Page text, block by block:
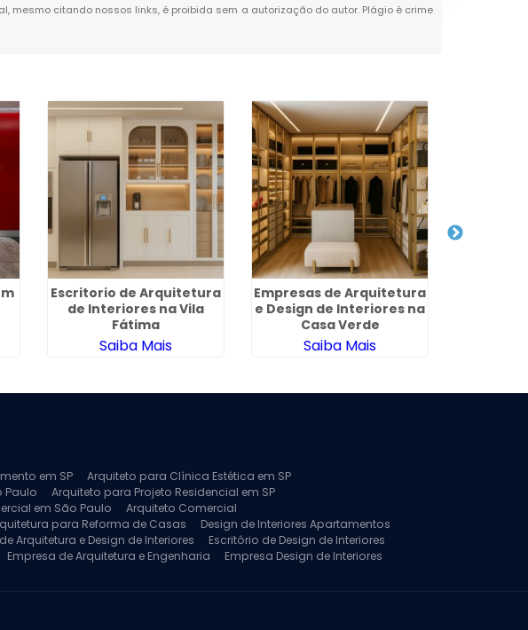
mesmo citando nossos links, é proibida sem a autorização do autor. Plágio é crime
Escritorio de Arquitetura
de Interiores na Vila
Fátima
Saiba Mais
Empresas de Arquitetura
e Design de Interiores na
Casa Verde
Saiba Mais
em SP
Arquiteto para Clínica Estética em SP
Paulo
Arquiteto para Projeto Residencial em SP
em São Paulo
Arquiteto Comercial
para Reforma de Casas
Design de Interiores Apartamentos
Arquitetura e Design de Interiores
Escritório de Design de Interiores
Empresa de Arquitetura e Engenharia
Empresa Design de Interiores